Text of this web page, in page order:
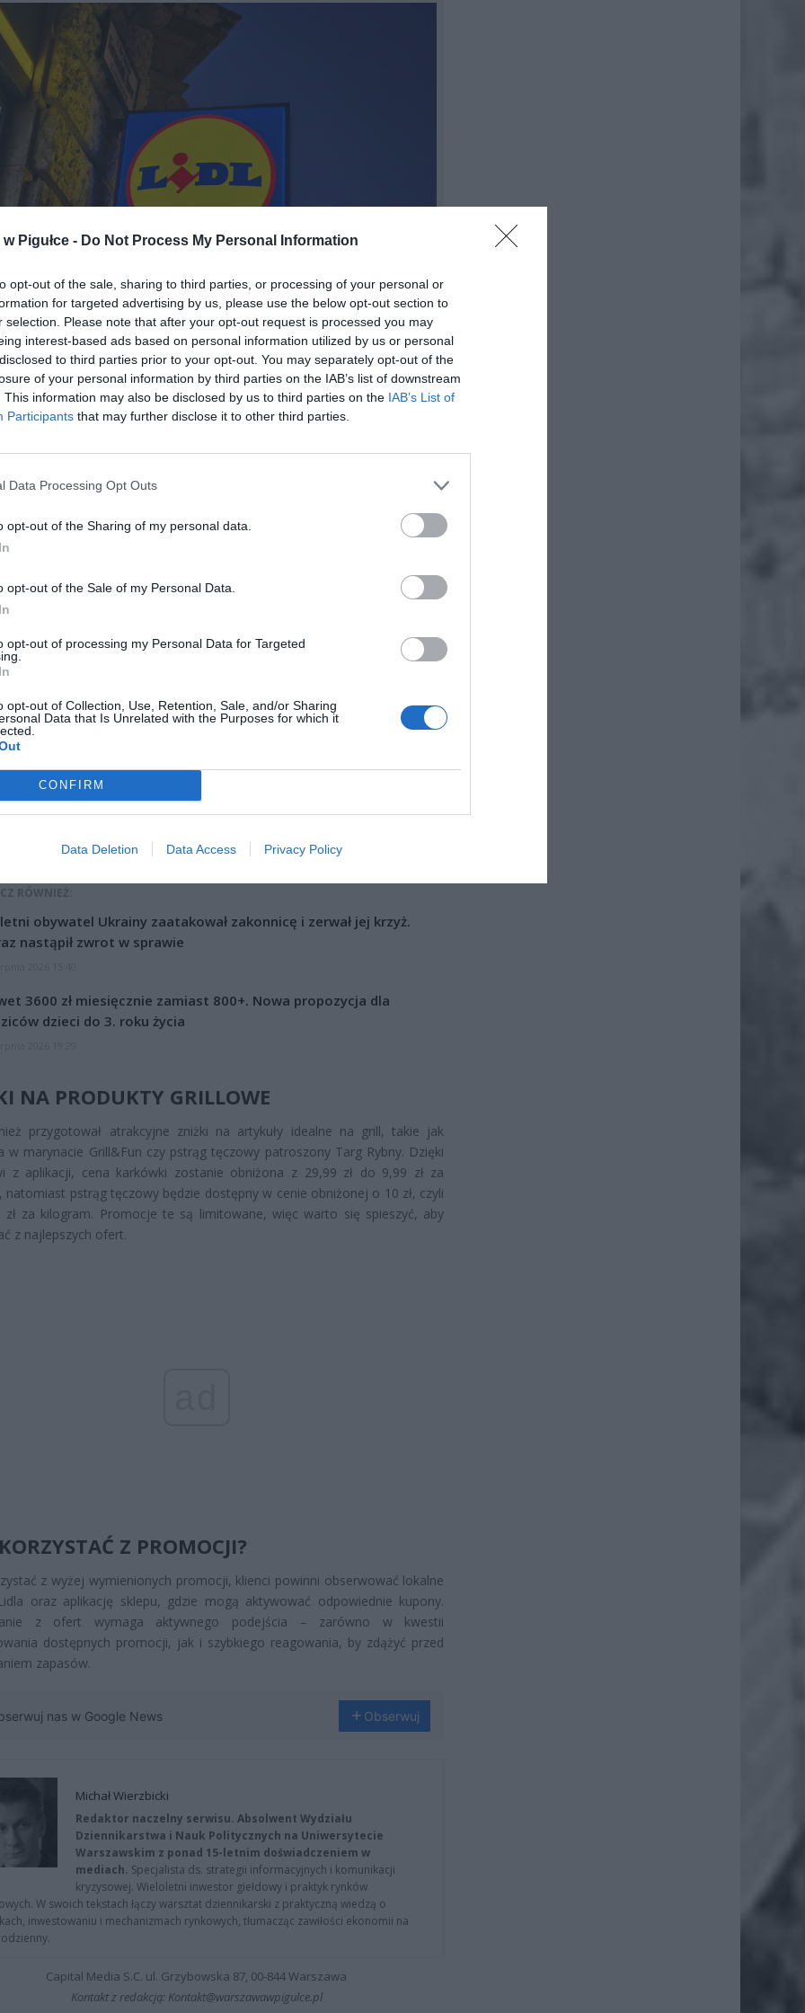
Pigułce - Do Not Process My Personal Information
opt-out of the sale, sharing to third parties, or processing of your personal or
for targeted advertising by us, please use the below opt-out section to
selection. Please note that after your opt-out request is processed you may
interest-based ads based on personal information utilized by us or personal
to third parties prior to your opt-out. You may separately opt-out of the
of your personal information by third parties on the IAB’s list of downstream
This information may also be disclosed by us to third parties on the IAB’s List of
Participants that may further disclose it to other third parties.
Data Processing Opt Outs
opt-out of the Sharing of my personal data.
opt-out of the Sale of my Personal Data.
opt-out of processing my Personal Data for Targeted
opt-out of Collection, Use, Retention, Sale, and/or Sharing
Data that Is Unrelated with the Purposes for which it
CONFIRM
Data Deletion Data Access Privacy Policy
Fot. Warszawa w Pigułce
ZA 1 GROSZ
oferta Lidla to promocja „2+1 za 1 grosz”, która obejmuje popularne
takie jak chipsy i chrupki oraz kabanosy marki Tarczyński. Zasada jest
z promocji nie jest wymagane użycie aplikacji sklepu, a także nie ma
limitów zakupowych dotyczących liczby produktów, które można nabyć w
ad
RÓWNIEŻ:
obywatel Ukrainy zaatakował zakonnicę i zerwał jej krzyż.
nastąpił zwrot w sprawie
3600 zł miesięcznie zamiast 800+. Nowa propozycja dla
dzieci do 3. roku życia
NA PRODUKTY GRILLOWE
przygotował atrakcyjne zniżki na artykuły idealne na grill, takie jak
w marynacie Grill&Fun czy pstrąg tęczowy patroszony Targ Rybny. Dzięki
z aplikacji, cena karkówki zostanie obniżona z 29,99 zł do 9,99 zł za
natomiast pstrąg tęczowy będzie dostępny w cenie obniżonej o 10 zł, czyli
zł za kilogram. Promocje te są limitowane, więc warto się spieszyć, aby
z najlepszych ofert.
Z PROMOCJI?
z wyżej wymienionych promocji, klienci powinni obserwować lokalne
oraz aplikację sklepu, gdzie mogą aktywować odpowiednie kupony.
z ofert wymaga aktywnego podejścia – zarówno w kwestii
dostępnych promocji, jak i szybkiego reagowania, by zdążyć przed
zapasów.
nas w Google News Obserwuj
Michał Wierzbicki
Redaktor naczelny serwisu. Absolwent Wydziału
Dziennikarstwa i Nauk Politycznych na Uniwersytecie
Warszawskim z ponad 15-letnim doświadczeniem w
mediach. Specjalista ds. strategii informacyjnych i komunikacji
kryzysowej. Wieloletni inwestor giełdowy i praktyk rynków
W swoich tekstach łączy warsztat dziennikarski z praktyczną wiedzą o
inwestowaniu i mechanizmach rynkowych, tłumacząc zawiłości ekonomii na
Capital Media S.C. ul. Grzybowska 87, 00-844 Warszawa
Kontakt z redakcją: Kontakt@warszawawpigulce.pl